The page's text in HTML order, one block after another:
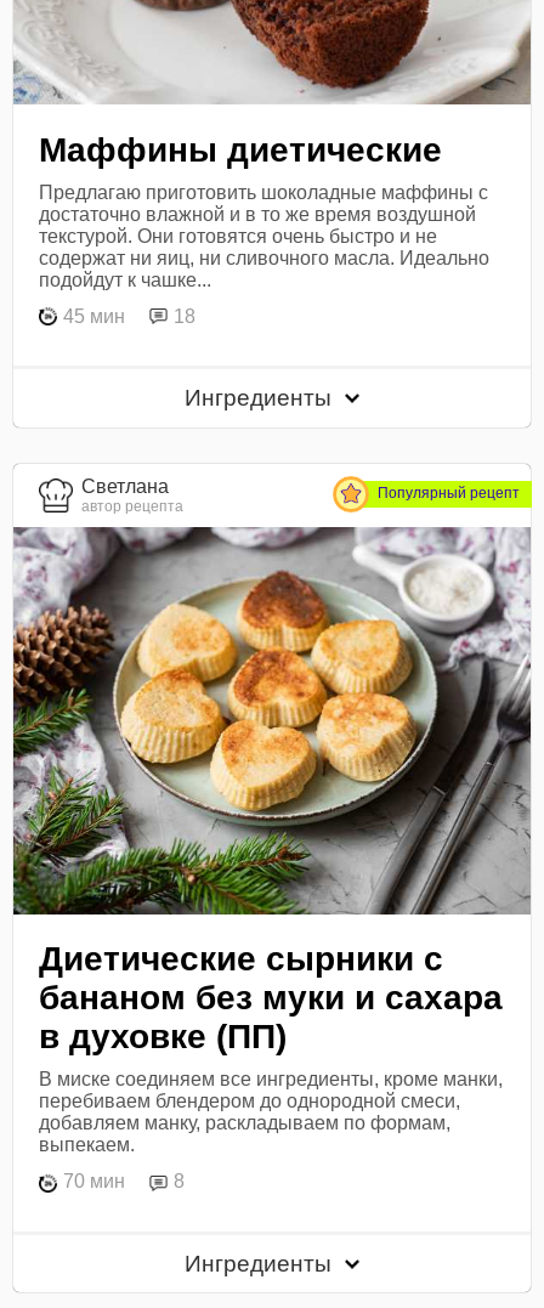
Маффины диетические
Предлагаю приготовить шоколадные маффины с
достаточно влажной и в то же время воздушной
текстурой. Они готовятся очень быстро и не
содержат ни яиц, ни сливочного масла. Идеально
подойдут к чашке...
45 мин
18
Ингредиенты
Светлана
автор рецепта
Популярный рецепт
Диетические сырники с
бананом без муки и сахара
в духовке (ПП)
В миске соединяем все ингредиенты, кроме манки,
перебиваем блендером до однородной смеси,
добавляем манку, раскладываем по формам,
выпекаем.
70 мин
8
Ингредиенты